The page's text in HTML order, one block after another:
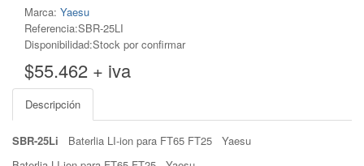
Marca: Yaesu
Referencia:SBR-25LI
Disponibilidad:Stock por confirmar
$55.462 + iva
Descripción
SBR-25Li
Baterlia LI-ion para FT65 FT25 Yaesu